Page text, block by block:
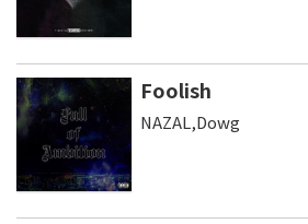
Foolish
NAZAL,Dowg